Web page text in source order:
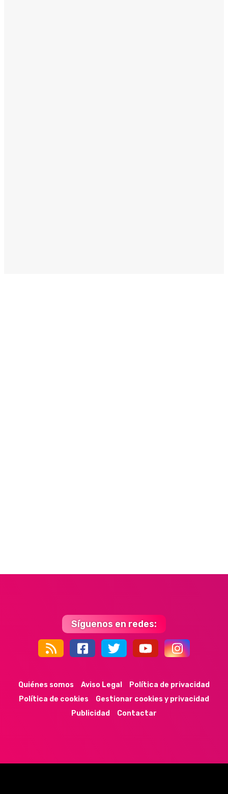
Síguenos en redes:
44k 9k 35k 352
Quiénes somos Aviso Legal
Política de privacidad
Política de cookies
Gestionar cookies y privacidad
Publicidad
Contactar